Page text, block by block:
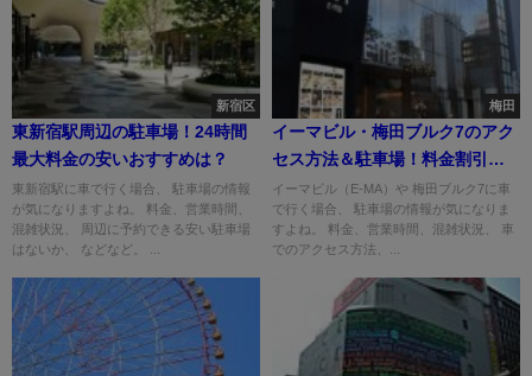
新宿区
東新宿駅周辺の駐車場！24時間
最大料金の安いおすすめは？
東新宿駅に車で行く場合、 駐車場の情報
が気になりますよね。 料金、営業時間、
混雑状況、 周辺に予約できる安い駐車場
はないか、 などなど。 ...
梅田
イーマビル・梅田ブルク7のアク
セス方法＆駐車場！料金割引
は？
イーマビル（E-MA）や 梅田ブルク7に車
で行く場合、 駐車場の情報が気になりま
すよね。 料金、営業時間、混雑状況、 車
でのアクセス方法、...